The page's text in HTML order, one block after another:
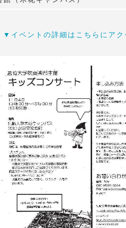
▼イベントの詳細はこちらにア